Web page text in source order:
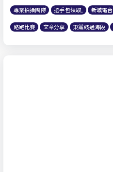
專業拍攝團隊 選手包領取, 新城電台
路跑比賽 文章分享 東鐵綫過海段